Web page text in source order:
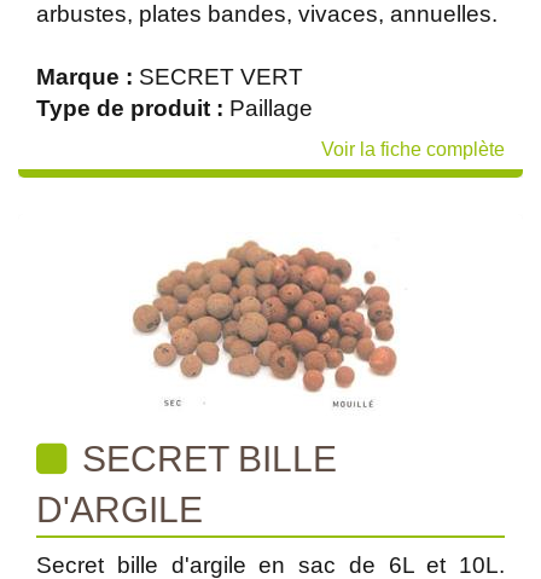
arbustes, plates bandes, vivaces, annuelles.
Marque : SECRET VERT
Type de produit : Paillage
Voir la fiche complète
SECRET BILLE
D'ARGILE
Secret bille d'argile en sac de 6L et 10L.